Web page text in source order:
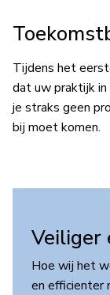
Tijdens het
dat uw praktijk
je straks geen
bij moet komen.
Veiliger
Hoe wij het
en efficienter